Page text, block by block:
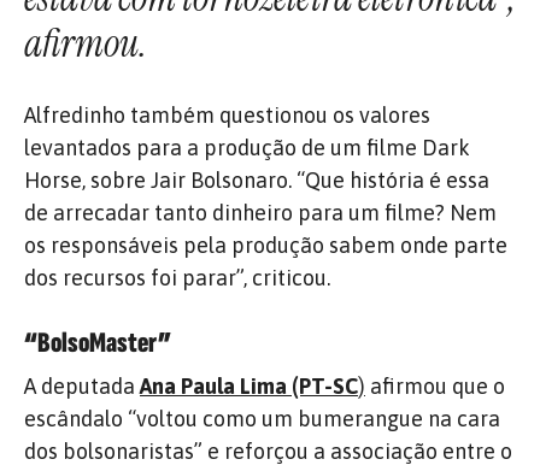
afirmou.
Alfredinho também questionou os valores
levantados para a produção de um filme Dark
Horse, sobre Jair Bolsonaro. “Que história é essa
de arrecadar tanto dinheiro para um filme? Nem
os responsáveis pela produção sabem onde parte
dos recursos foi parar”, criticou.
“BolsoMaster”
A deputadaAna Paula Lima (PT-SC) afirmou que o
escândalo “voltou como um bumerangue na cara
dos bolsonaristas” e reforçou a associação entre o